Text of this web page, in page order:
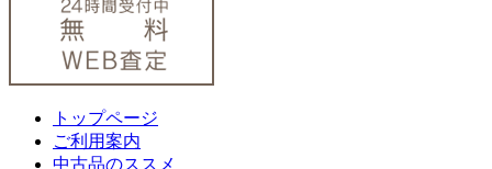
トップページ
ご利用案内
中古品のススメ